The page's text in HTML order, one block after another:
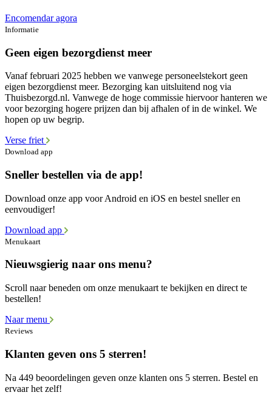
Encomendar agora
Informatie
Geen eigen bezorgdienst meer
Vanaf februari 2025 hebben we vanwege personeelstekort geen
eigen bezorgdienst meer. Bezorging kan uitsluitend nog via
Thuisbezorgd.nl. Vanwege de hoge commissie hiervoor hanteren we
voor bezorging hogere prijzen dan bij afhalen of in de winkel. We
hopen op uw begrip.
Verse friet
Download app
Sneller bestellen via de app!
Download onze app voor Android en iOS en bestel sneller en
eenvoudiger!
Download app
Menukaart
Nieuwsgierig naar ons menu?
Scroll naar beneden om onze menukaart te bekijken en direct te
bestellen!
Naar menu
Reviews
Klanten geven ons 5 sterren!
Na 449 beoordelingen geven onze klanten ons 5 sterren. Bestel en
ervaar het zelf!